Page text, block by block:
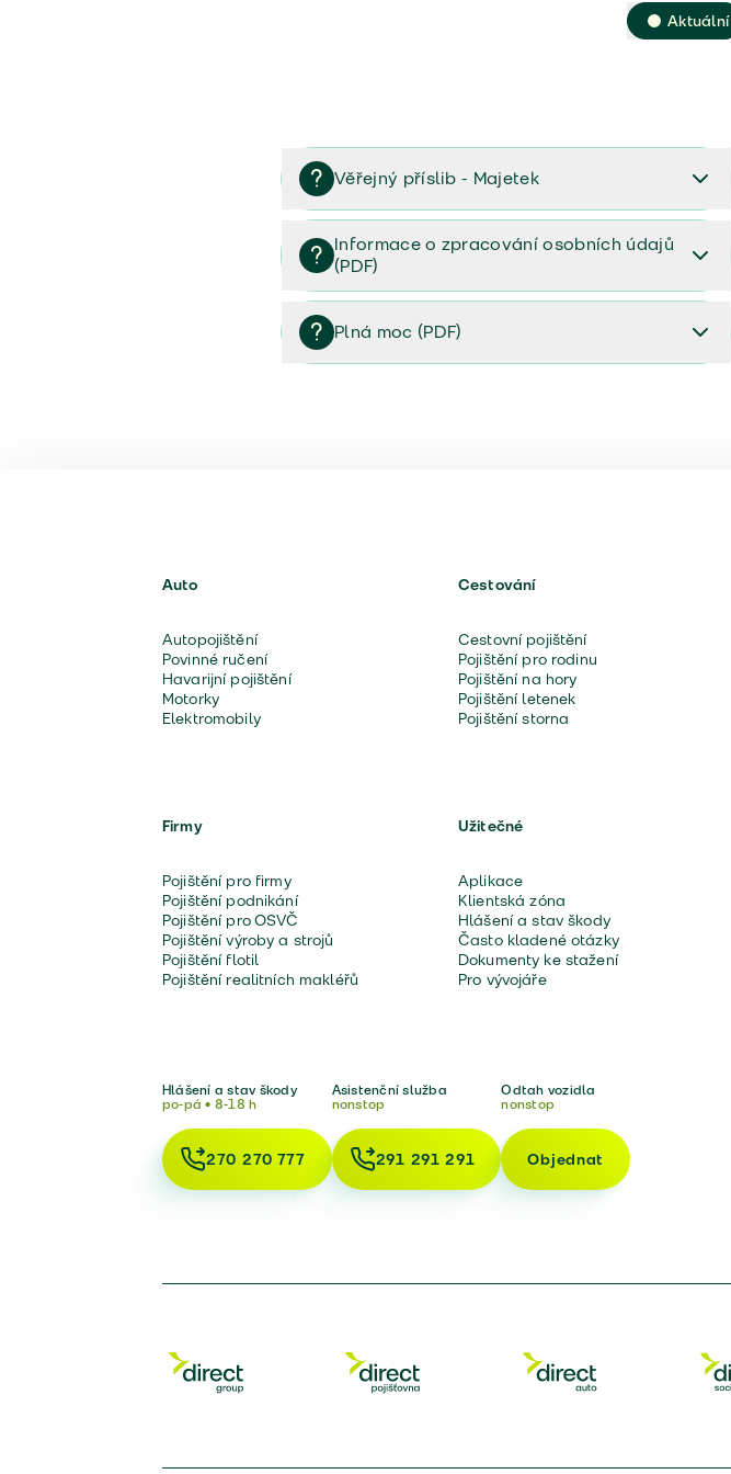
Aktuální
Věřejný příslib - Majetek
Věřejný příslib majetek 2023
Informace o zpracování osobních údajů
(PDF)
Informace o zpracování osobních údajů (PDF)
Plná moc (PDF)
Auto
Autopojištění
Povinné ručení
Havarijní pojištění
Motorky
Elektromobily
Cestování
Cestovní pojištění
Pojištění pro rodinu
Pojištění na hory
Pojištění letenek
Pojištění storna
Firmy
Pojištění pro firmy
Pojištění podnikání
Pojištění pro OSVČ
Pojištění výroby a strojů
Pojištění flotil
Pojištění realitních makléřů
Užitečné
Aplikace
Klientská zóna
Hlášení a stav škody
Často kladené otázky
Dokumenty ke stažení
Pro vývojáře
Hlášení a stav škody
po-pá • 8-18 h
270 270 777
Asistenční služba
nonstop
291 291 291
Odtah vozidla
nonstop
Objednat